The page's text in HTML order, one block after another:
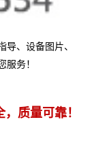
、设备图片、
务！
质量可靠！